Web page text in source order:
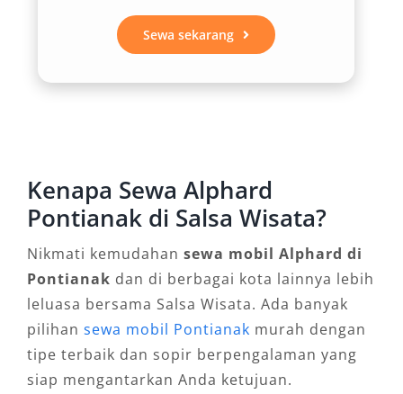
sistem hiburan lengkap, serta desain eksterior
elegan membuat Alphard menjadi simbol
kegiatan formal maupun acara keluarga.
Bagi keluarga yang ingin menjelajahi tempat
atau Sungai Kapuas, menggunakan layanan
sewa mobil Alphard Pontianak memberikan
kenyamanan ekstra untuk anak-anak dan
lansia. Dukungan bagasi luas dan AC multi-
zone memastikan seluruh anggota keluarga
Sewa sekarang
Kenapa Sewa Alphard
Pontianak di Salsa Wisata?
Nikmati kemudahan sewa mobil Alphard di
Pontianak dan di berbagai kota lainnya lebih
leluasa bersama Salsa Wisata. Ada banyak
pilihan sewa mobil Pontianak murah dengan
tipe terbaik dan sopir berpengalaman yang
siap mengantarkan Anda ketujuan.